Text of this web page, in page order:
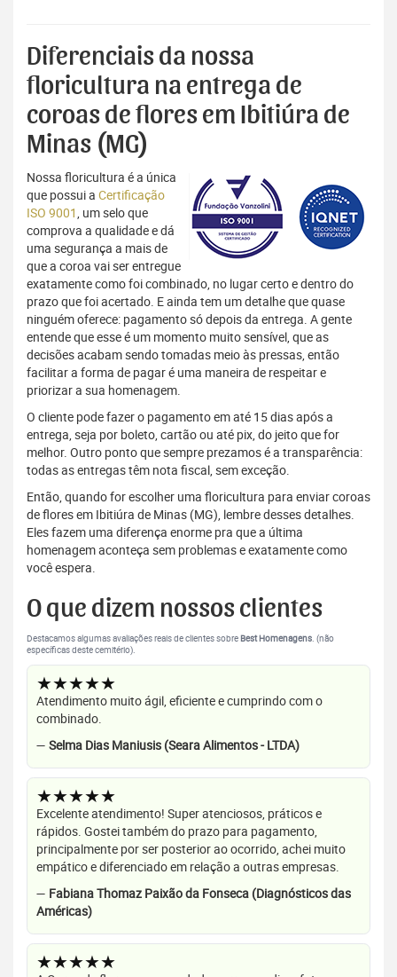
Diferenciais da nossa
floricultura na entrega de
coroas de flores em Ibitiúra de
Minas (MG)
Nossa floricultura é a única
que possui a Certificação
ISO 9001, um selo que
comprova a qualidade e dá
uma segurança a mais de
que a coroa vai ser entregue
exatamente como foi combinado, no lugar certo e dentro do
prazo que foi acertado. E ainda tem um detalhe que quase
ninguém oferece: pagamento só depois da entrega. A gente
entende que esse é um momento muito sensível, que as
decisões acabam sendo tomadas meio às pressas, então
facilitar a forma de pagar é uma maneira de respeitar e
priorizar a sua homenagem.
O cliente pode fazer o pagamento em até 15 dias após a
entrega, seja por boleto, cartão ou até pix, do jeito que for
melhor. Outro ponto que sempre prezamos é a transparência:
todas as entregas têm nota fiscal, sem exceção.
Então, quando for escolher uma floricultura para enviar coroas
de flores em Ibitiúra de Minas (MG), lembre desses detalhes.
Eles fazem uma diferença enorme pra que a última
homenagem aconteça sem problemas e exatamente como
você espera.
O que dizem nossos clientes
Destacamos algumas avaliações reais de clientes sobre Best Homenagens. (não
específicas deste cemitério).
★★★★★
Atendimento muito ágil, eficiente e cumprindo com o
combinado.
— Selma Dias Maniusis (Seara Alimentos - LTDA)
★★★★★
Excelente atendimento! Super atenciosos, práticos e
rápidos. Gostei também do prazo para pagamento,
principalmente por ser posterior ao ocorrido, achei muito
empático e diferenciado em relação a outras empresas.
— Fabiana Thomaz Paixão da Fonseca (Diagnósticos das
Américas)
★★★★★